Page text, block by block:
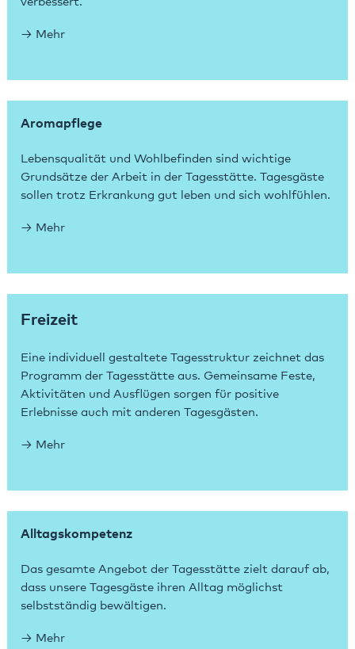
Mehr
Aromapflege
Lebensqualität und Wohlbefinden sind wichtige
Grundsätze der Arbeit in der Tagesstätte. Tagesgäste
sollen trotz Erkrankung gut leben und sich wohlfühlen.
Mehr
Freizeit
Eine individuell gestaltete Tagesstruktur zeichnet das
Programm der Tagesstätte aus. Gemeinsame Feste,
Aktivitäten und Ausflügen sorgen für positive
Erlebnisse auch mit anderen Tagesgästen.
Mehr
Alltagskompetenz
Das gesamte Angebot der Tagesstätte zielt darauf ab,
dass unsere Tagesgäste ihren Alltag möglichst
selbstständig bewältigen.
Mehr